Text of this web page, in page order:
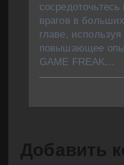
врагов в
главе,
повышающее
GAME FREAK…
Добавить